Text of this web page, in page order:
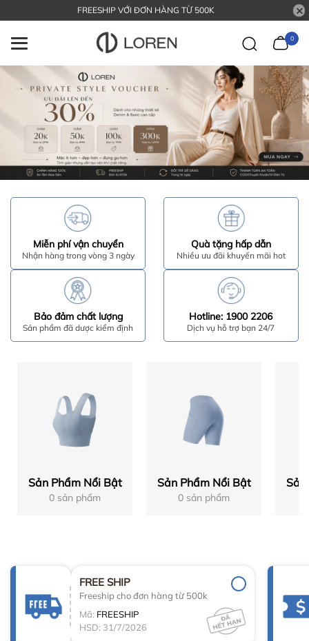
FREESHIP VỚI ĐƠN HÀNG TỪ 500K
0
Miễn phí vận chuyển
Nhận hàng trong vòng 3 ngày
Quà tặng hấp dẫn
Nhiều ưu đãi khuyến mãi hot
Bảo đảm chất lượng
Sản phẩm đã dược kiểm định
Hotline: 1900 2206
Dịch vụ hỗ trợ bạn 24/7
Sản Phẩm Nổi Bật
0 sản phẩm
Sản Phẩm Nổi Bật
0 sản phẩm
FREE SHIP
Freeship cho đơn hàng từ 500k
Mã: FREESHIP
HSD: 31/7/2026